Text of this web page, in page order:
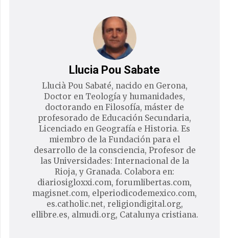
Llucia Pou Sabate
Llucià Pou Sabaté, nacido en Gerona,
Doctor en Teología y humanidades,
doctorando en Filosofía, máster de
profesorado de Educación Secundaria,
Licenciado en Geografía e Historia. Es
miembro de la Fundación para el
desarrollo de la consciencia, Profesor de
las Universidades: Internacional de la
Rioja, y Granada. Colabora en:
diariosigloxxi.com, forumlibertas.com,
magisnet.com, elperiodicodemexico.com,
es.catholic.net, religiondigital.org,
ellibre.es, almudi.org, Catalunya cristiana.